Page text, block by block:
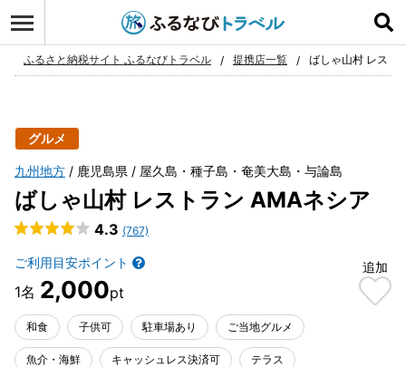
お気に入り
ふるさと納税サイト ふるなびトラベル 提携店一覧 ばしゃ山村 レスト
グルメ
九州地方 鹿児島県 屋久島・種子島・奄美大島・与論島
ばしゃ山村 レストラン AMAネシア
4.3 (767)
ご利用目安ポイント
2,000
追加
和食 子供可 駐車場あり ご当地グルメ
魚介・海鮮 キャッシュレス決済可 テラス